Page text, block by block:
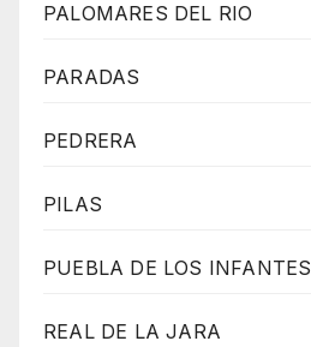
PALOMARES DEL RIO
PARADAS
PEDRERA
PILAS
PUEBLA DE LOS INFANTES
REAL DE LA JARA